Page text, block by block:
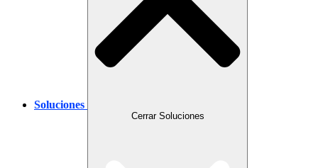
Soluciones
Cerrar Soluciones